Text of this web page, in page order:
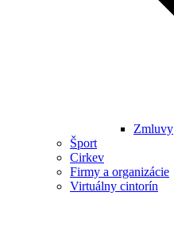
Zmluvy
Šport
Cirkev
Firmy a organizácie
Virtuálny cintorín